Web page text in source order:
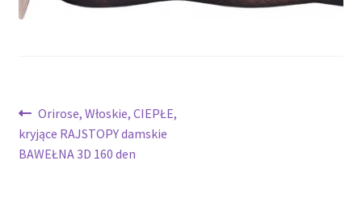
Nawigacja
wpisu
Poprzedni
wpis:
Orirose, Włoskie, CIEPŁE,
kryjące RAJSTOPY damskie
BAWEŁNA 3D 160 den